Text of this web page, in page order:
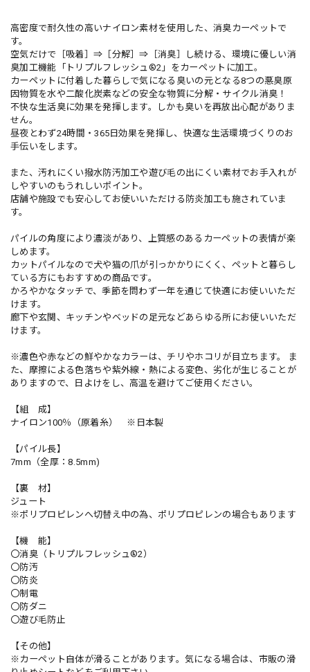
高密度で耐久性の高いナイロン素材を使用した、消臭カーペットで
す。
空気だけで［吸着］⇒［分解］⇒［消臭］し続ける、環境に優しい消
臭加工機能「トリプルフレッシュ®2」をカーペットに加工。
カーペットに付着した暮らしで気になる臭いの元となる8つの悪臭原
因物質を水や二酸化炭素などの安全な物質に分解・サイクル消臭！
不快な生活臭に効果を発揮します。しかも臭いを再放出心配がありま
せん。
昼夜とわず24時間・365日効果を発揮し、快適な生活環境づくりのお
手伝いをします。
また、汚れにくい撥水防汚加工や遊び毛の出にくい素材でお手入れが
しやすいのもうれしいポイント。
店舗や施設でも安心してお使いいただける防炎加工も施されていま
す。
パイルの角度により濃淡があり、上質感のあるカーペットの表情が楽
しめます。
カットパイルなので犬や猫の爪が引っかかりにくく、ペットと暮らし
ている方にもおすすめの商品です。
かろやかなタッチで、季節を問わず一年を通じて快適にお使いいただ
けます。
廊下や玄関、キッチンやベッドの足元などあらゆる所にお使いいただ
けます。
※濃色や赤などの鮮やかなカラーは、チリやホコリが目立ちます。 ま
た、摩擦による色落ちや紫外線・熱による変色、劣化が生じることが
ありますので、日よけをし、高温を避けてご使用ください。
【組 成】
ナイロン100％（原着糸） ※日本製
【パイル長】
7mm（全厚：8.5mm)
【裏 材】
ジュート
※ポリプロピレンへ切替え中の為、ポリプロピレンの場合もあります
【機 能】
〇消臭（トリプルフレッシュ®2）
〇防汚
〇防炎
〇制電
〇防ダニ
〇遊び毛防止
【その他】
※カーペット自体が滑ることがあります。気になる場合は、市販の滑